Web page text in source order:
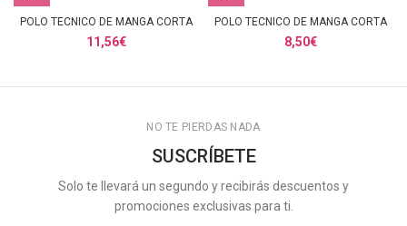
POLO TECNICO DE MANGA CORTA
11,56€
POLO TECNICO DE MANGA CORTA
8,50€
NO TE PIERDAS NADA
SUSCRÍBETE
Solo te llevará un segundo y recibirás descuentos y
promociones exclusivas para ti.